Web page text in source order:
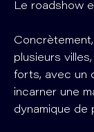
Le roadshow
plusieurs
forts, avec un
incarner une
dynamique de